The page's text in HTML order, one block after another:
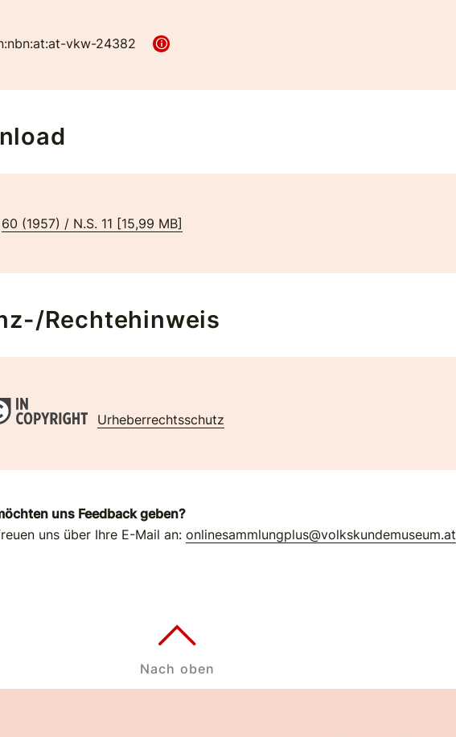
vkw-24382
60 (1957) / N.S. 11 [15,99 MB]
Rechtehinweis
Urheberrechtsschutz
uns Feedback geben?
uns über Ihre E-Mail an:onlinesammlungplus@volkskundemuseum.at
Nach oben